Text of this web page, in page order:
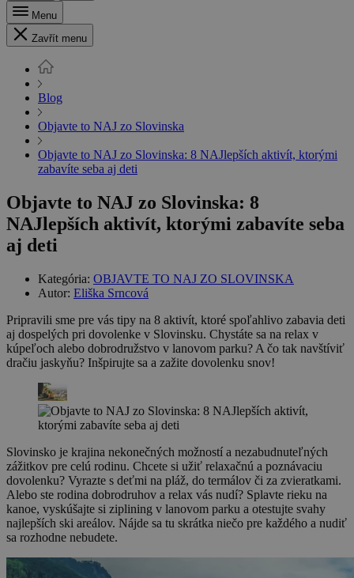
Menu
Zavřít menu
Blog
Objavte to NAJ zo Slovinska
Objavte to NAJ zo Slovinska: 8 NAJlepších aktivít, ktorými
zabavíte seba aj deti
Objavte to NAJ zo Slovinska: 8
NAJlepších aktivít, ktorými zabavíte seba
aj deti
Kategória: OBJAVTE TO NAJ ZO SLOVINSKA
Autor: Eliška Srncová
Pripravili sme pre vás tipy na 8 aktivít, ktoré spoľahlivo zabavia deti
aj dospelých pri dovolenke v Slovinsku. Chystáte sa na relax v
kúpeľoch alebo dobrodružstvo v lanovom parku? A čo tak navštíviť
dračiu jaskyňu? Inšpirujte sa a zažite dovolenku snov!
Slovinsko je krajina nekonečných možností a nezabudnuteľných
zážitkov pre celú rodinu. Chcete si užiť relaxačnú a poznávaciu
dovolenku? Vyrazte s deťmi na pláž, do termálov či za zvieratkami.
Alebo ste rodina dobrodruhov a relax vás nudí? Splavte rieku na
kanoe, vyskúšajte si ziplining v lanovom parku a otestujte svahy
najlepších ski areálov. Nájde sa tu skrátka niečo pre každého a nudiť
sa rozhodne nebudete.